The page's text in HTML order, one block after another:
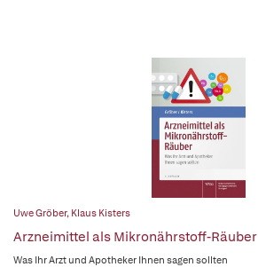
Uwe Gröber, Klaus Kisters
Arzneimittel als Mikronährstoff-Räuber
Was Ihr Arzt und Apotheker Ihnen sagen sollten